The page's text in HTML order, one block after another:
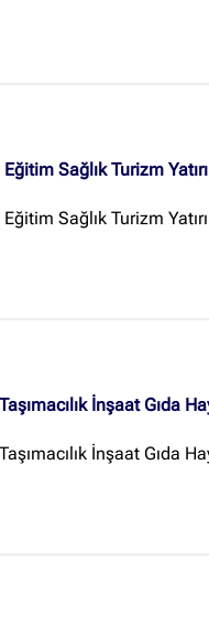
Sağlık Turizm
Sağlık Turizm
İnşaat Gıda
İnşaat Gıda